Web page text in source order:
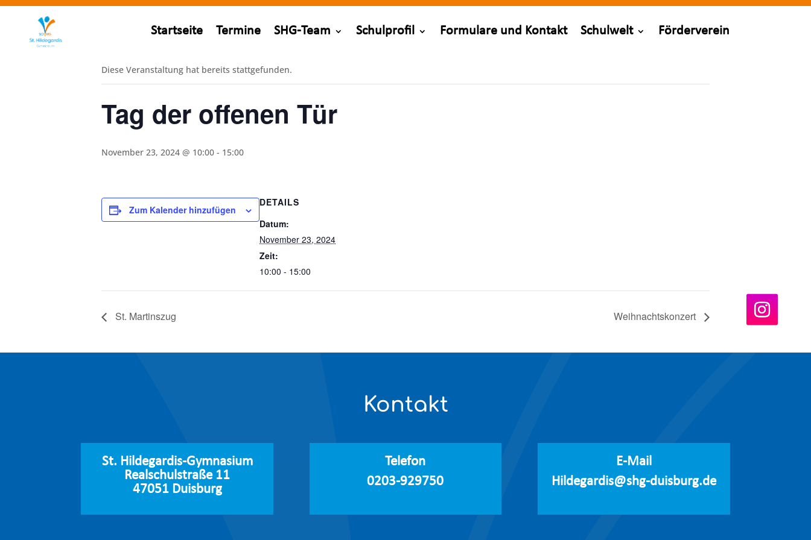
Startseite Termine SHG-Team Schulprofil Formulare und Kontakt Schulwelt Förderverein
« Alle Veranstaltungen
Diese Veranstaltung hat bereits stattgefunden.
Tag der offenen Tür
November 23, 2024 @ 10:00 - 15:00
Zum Kalender hinzufügen
DETAILS
Datum:
November 23, 2024
Zeit:
10:00 - 15:00
St. Martinszug Weihnachtskonzert
Kontakt
St. Hildegardis-Gymnasium
Realschulstraße 11
47051 Duisburg
Telefon
0203-929750
E-Mail
Hildegardis@shg-duisburg.de